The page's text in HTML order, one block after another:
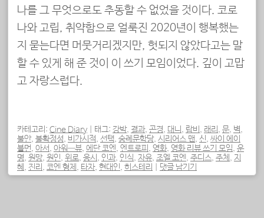
나를 그 무엇으로도 추동할 수 없었을 것이다. 코로
나와 고립, 취약함으로 얼룩진 2020년이 행복했는
지 묻는다면 머뭇거리겠지만, 헛되지 않았다고는 말
할 수 있게 해 준 것이 이 쓰기 모임이었다. 깊이 고맙
고 자랑스럽다.
카테고리: Cine Diary 태그: 강박, 결과, 곤경, 대니, 랍비 , 래리 , 문, 벽,
불안, 불확정성, 비가시적, 선택, 숭례문학당, 시리어스 맨, 신, 싸이 에이
블먼, 아서, 아워—뷰, 에단 코엔, 엔트로피 , 영화, 영화 리뷰 쓰기 모임, 운
명, 원망, 원인, 위로, 응시 , 인과, 인식, 자유, 조엘 코엔, 주디스, 주체 , 지
혜 , 진리 , 코엔 형제 , 타자, 현대인, 히스테리 댓글 남기기